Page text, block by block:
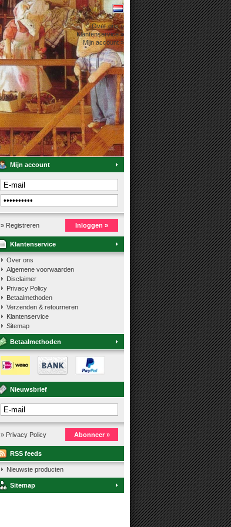
Over ons »
Klantenservice »
Mijn account »
Mijn account
» Registreren Inloggen »
Klantenservice
Over ons
Algemene voorwaarden
Disclaimer
Privacy Policy
Betaalmethoden
Verzenden & retourneren
Klantenservice
Sitemap
Betaalmethoden
Nieuwsbrief
» Privacy Policy Abonneer »
RSS feeds
Nieuwste producten
Sitemap